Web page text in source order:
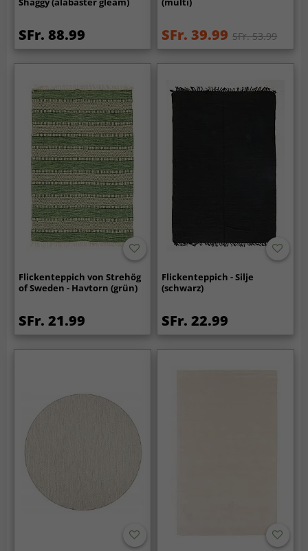
SFr. 88.99 SFr. 39.99 SFr. 53.99
Flickenteppich von Strehög
of Sweden - Havtorn (grün)
SFr. 21.99
Flickenteppich - Silje
(schwarz)
SFr. 22.99